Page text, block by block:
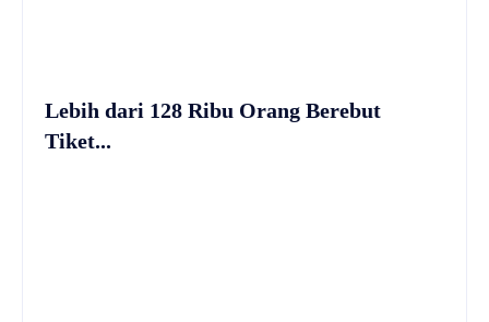
Lebih dari 128 Ribu Orang Berebut
Tiket...